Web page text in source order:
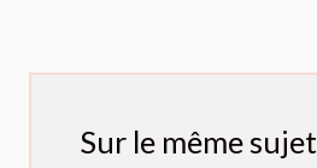
Sur le même sujet